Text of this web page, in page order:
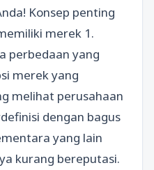
Konsep penting
merek 1.
perbedaan yang
merek yang
melihat perusahaan
dengan bagus
yang lain
kurang bereputasi.